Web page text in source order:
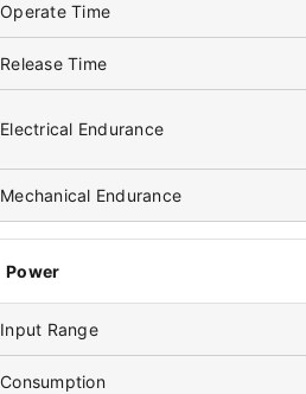
Operate Time
Release Time
Electrical Endurance
Mechanical Endurance
Power
Input Range
Consumption